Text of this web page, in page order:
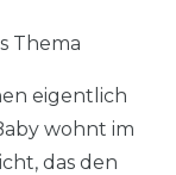
Thema
eigentlich
wohnt im
das den